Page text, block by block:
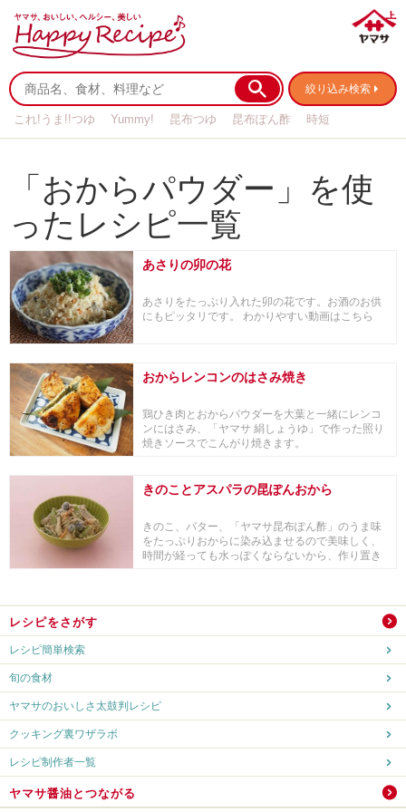
絞り込み検索
これ!うま!!つゆ Yummy! 昆布つゆ 昆布ぽん酢
時短
「おからパウダー」を使
ったレシピ一覧
あさりの卯の花
あさりをたっぷり入れた卯の花です。お酒のお供
にもピッタリです。 わかりやすい動画はこちら
おからレンコンのはさみ焼き
鶏ひき肉とおからパウダーを大葉と一緒にレンコ
ンにはさみ、「ヤマサ 絹しょうゆ」で作った照り
焼きソースでこんがり焼きます。
きのことアスパラの昆ぽんおから
きのこ、バター、「ヤマサ昆布ぽん酢」のうま味
をたっぷりおからに染み込ませるので美味しく、
時間が経っても水っぽくならないから、作り置き
レシピをさがす
レシピ簡単検索
旬の食材
ヤマサのおいしさ太鼓判レシピ
クッキング裏ワザラボ
レシピ制作者一覧
ヤマサ醤油とつながる